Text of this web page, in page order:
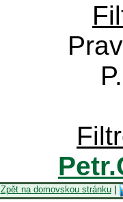
Zpět na domovskou stránku|